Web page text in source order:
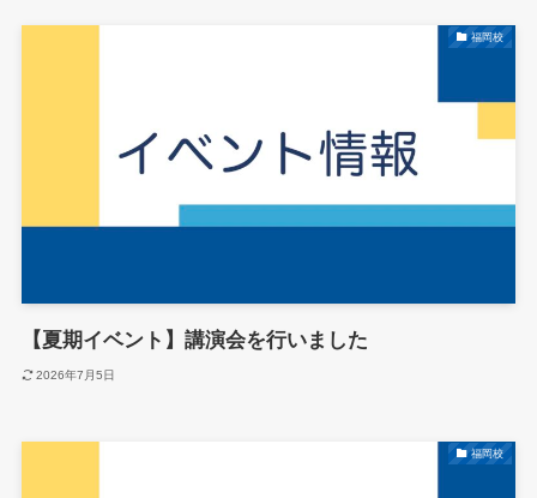
福岡校
【夏期イベント】講演会を行いました
2026年7月5日
福岡校